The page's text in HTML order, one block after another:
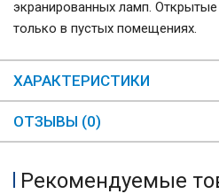
экранированных ламп.
только в пустых помещениях.
ХАРАКТЕРИСТИКИ
ОТЗЫВЫ (0)
Рекомендуемые